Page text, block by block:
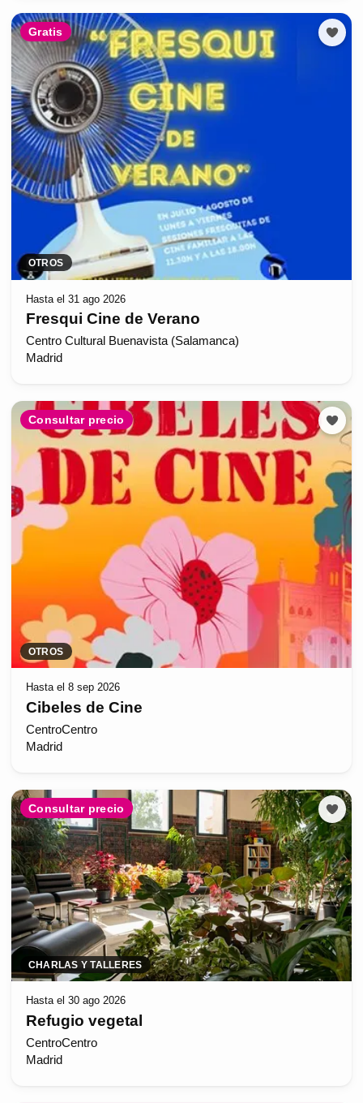
Gratis
OTROS
Hasta el 31 ago 2026
Fresqui Cine de Verano
Centro Cultural Buenavista (Salamanca)
Madrid
Consultar precio
OTROS
Hasta el 8 sep 2026
Cibeles de Cine
CentroCentro
Madrid
Consultar precio
CHARLAS Y TALLERES
Hasta el 30 ago 2026
Refugio vegetal
CentroCentro
Madrid